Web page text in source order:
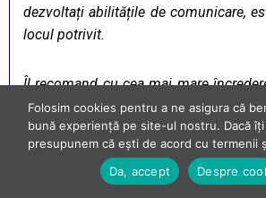
dezvoltați abilitățile de comunicare,
locul potrivit.
Îl recomand cu cea mai mare
și sunt recunoscător pentru impactul
avut asupra mea și a colegilor mei.
Paul Bălșan
Folosim cookies pentru a ne asigura că
bună experiență pe site-ul nostru. Dacă
presupunem că ești de acord cu termenii
Da, accept
Despre